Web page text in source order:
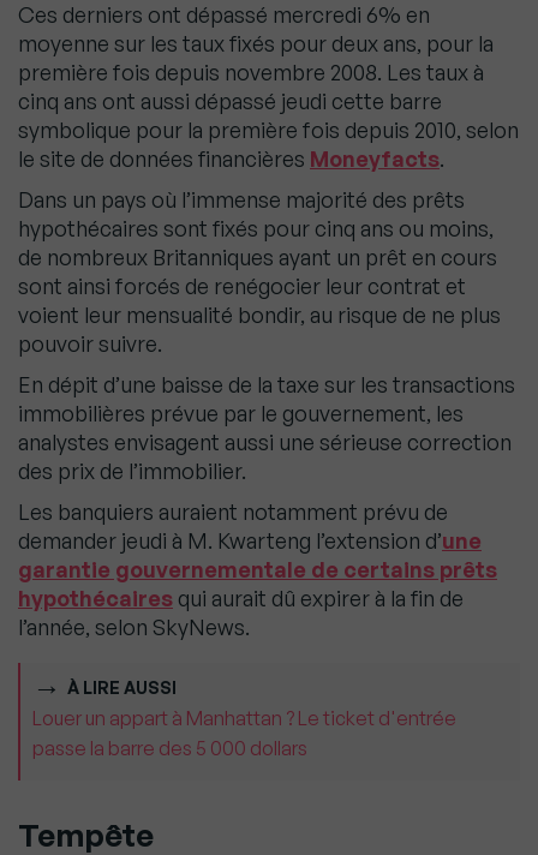
Ces derniers ont dépassé mercredi 6% en
moyenne sur les taux fixés pour deux ans, pour la
première fois depuis novembre 2008. Les taux à
cinq ans ont aussi dépassé jeudi cette barre
symbolique pour la première fois depuis 2010, selon
le site de données financières Moneyfacts.
Dans un pays où l’immense majorité des prêts
hypothécaires sont fixés pour cinq ans ou moins,
de nombreux Britanniques ayant un prêt en cours
sont ainsi forcés de renégocier leur contrat et
voient leur mensualité bondir, au risque de ne plus
pouvoir suivre.
En dépit d’une baisse de la taxe sur les transactions
immobilières prévue par le gouvernement, les
analystes envisagent aussi une sérieuse correction
des prix de l’immobilier.
Les banquiers auraient notamment prévu de
demander jeudi à M. Kwarteng l’extension d’une
garantie gouvernementale de certains prêts
hypothécaires qui aurait dû expirer à la fin de
l’année, selon SkyNews.
À LIRE AUSSI
Louer un appart à Manhattan ? Le ticket d'entrée
passe la barre des 5 000 dollars
Tempête